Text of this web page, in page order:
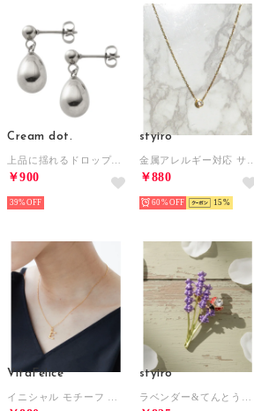
Cream dot.
￥900
39%
styiro
￥880
60% 15
VitaFelice styiro